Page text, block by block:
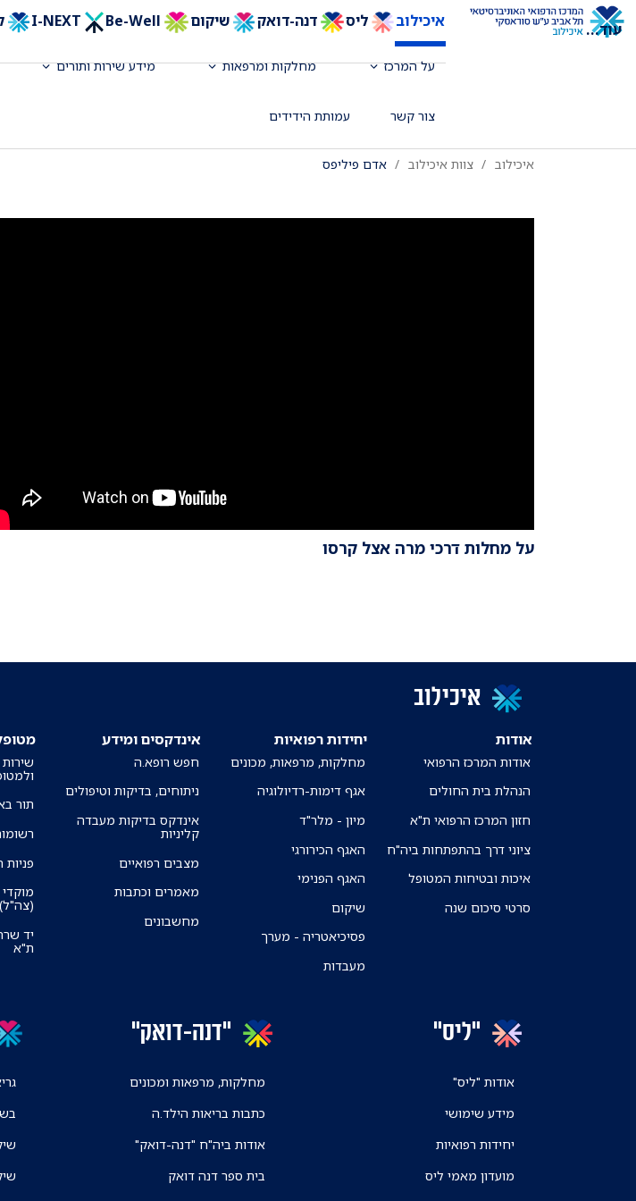
איכילוב ליס דנה-דואק שיקום Be-Well
על המרכז מחלקות ומרפאות מידע שירות ותורים
צור קשר עמותת הידידים
עוד...
מומחה לרפואה פנימית וגסטרואנטרולוגיה, מ"מ מנהל היחידה
לגסטרואנטרולוגיה פולשנית, המכון למחלות דרכי העיכול והכבד (גסטרו)
איכילוב צוות איכילוב אדם פיליפס
על מחלות דרכי מרה אצל קרסו
איכילוב
אודות
אודות המרכז הרפואי
הנהלת בית החולים
חזון המרכז הרפואי ת"א
ציוני דרך בהתפתחות ביה"ח
איכות ובטיחות המטופל
סרטי סיכום שנה
יחידות רפואיות
מחלקות, מרפאות, מכונים
אגף דימות-רדיולוגיה
מיון - מלר"ד
האגף הכירורגי
האגף הפנימי
שיקום
פסיכיאטריה - מערך
מעבדות
אינדקסים ומידע
חפש רופא.ה
ניתוחים, בדיקות וטיפולים
אינדקס בדיקות מעבדה
קליניות
מצבים רפואיים
מאמרים וכתבות
מחשבונים
תור
פניות
(צה"ל)
יד
ת"א
"ליס"
אודות "ליס"
מידע שימושי
יחידות רפואיות
מועדון מאמי ליס
"דנה-דואק"
מחלקות, מרפאות ומכונים
כתבות בריאות הילד.ה
אודות ביה"ח "דנה-דואק"
בית ספר דנה דואק